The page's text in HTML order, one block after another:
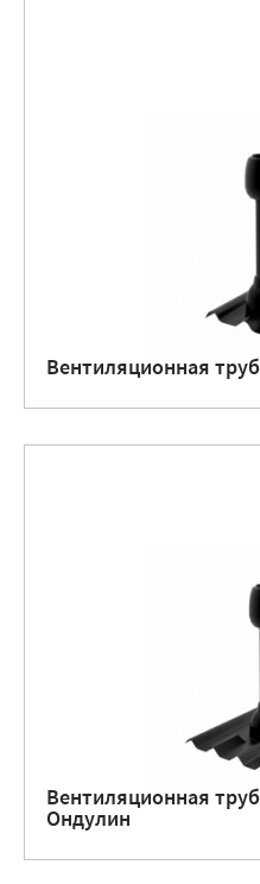
Вентиляционная
Вентиляционная
Ондулин